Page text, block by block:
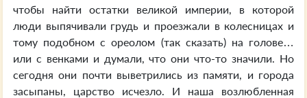
чтобы найти остатки великой империи, в которой
люди выпячивали грудь и проезжали в колесницах и
тому подобном с ореолом (так сказать) на голове…
или с венками и думали, что они что-то значили. Но
сегодня они почти выветрились из памяти, и города
засыпаны, царство исчезло. И наша возлюбленная